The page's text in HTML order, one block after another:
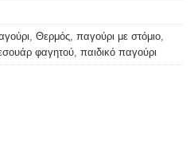
, Θερμός, παγούρι με στόμιο,
φαγητού, παιδικό παγούρι